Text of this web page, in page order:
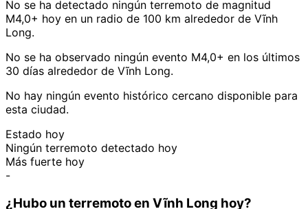
No se ha detectado ningún terremoto de magnitud
M4,0+ hoy en un radio de 100 km alrededor de Vĩnh
Long.
No se ha observado ningún evento M4,0+ en los últimos
30 días alrededor de Vĩnh Long.
No hay ningún evento histórico cercano disponible para
esta ciudad.
Estado hoy
Ningún terremoto detectado hoy
Más fuerte hoy
-
¿Hubo un terremoto en Vĩnh Long hoy?